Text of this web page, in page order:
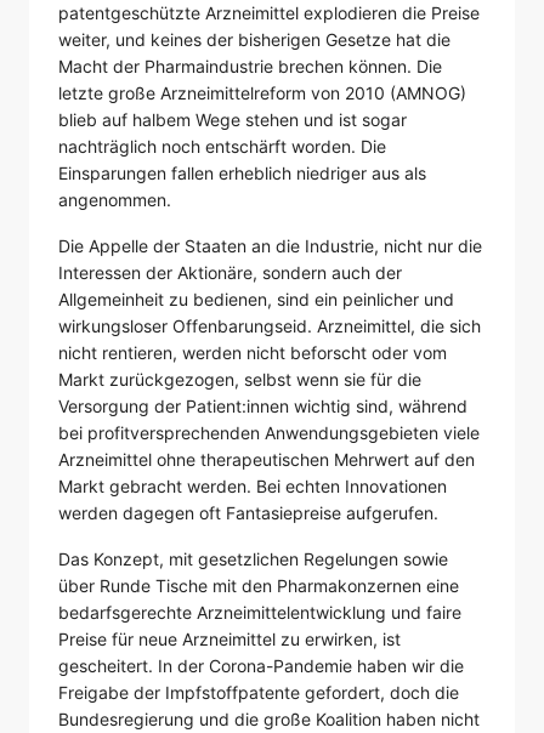
patentgeschützte Arzneimittel explodieren die Preise
weiter, und keines der bisherigen Gesetze hat die
Macht der Pharmaindustrie brechen können. Die
letzte große Arzneimittelreform von 2010 (AMNOG)
blieb auf halbem Wege stehen und ist sogar
nachträglich noch entschärft worden. Die
Einsparungen fallen erheblich niedriger aus als
angenommen.
Die Appelle der Staaten an die Industrie, nicht nur die
Interessen der Aktionäre, sondern auch der
Allgemeinheit zu bedienen, sind ein peinlicher und
wirkungsloser Offenbarungseid. Arzneimittel, die sich
nicht rentieren, werden nicht beforscht oder vom
Markt zurückgezogen, selbst wenn sie für die
Versorgung der Patient:innen wichtig sind, während
bei profitversprechenden Anwendungsgebieten viele
Arzneimittel ohne therapeutischen Mehrwert auf den
Markt gebracht werden. Bei echten Innovationen
werden dagegen oft Fantasiepreise aufgerufen.
Das Konzept, mit gesetzlichen Regelungen sowie
über Runde Tische mit den Pharmakonzernen eine
bedarfsgerechte Arzneimittelentwicklung und faire
Preise für neue Arzneimittel zu erwirken, ist
gescheitert. In der Corona-Pandemie haben wir die
Freigabe der Impfstoffpatente gefordert, doch die
Bundesregierung und die große Koalition haben nicht